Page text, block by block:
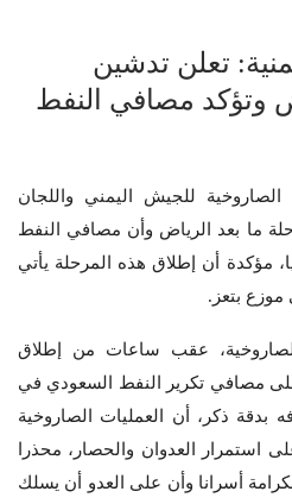
تعلن تدشين
وتؤكد مصافي النفط
للجيش اليمني واللجان
ما بعد الرياض وأن مصافي النفط
مؤكدة أن إطلاق هذه المرحلة يأتي
بتعز.
عقب ساعات من إطلاق
مصافي تكرير النفط السعودي في
بدقة ذكر، أن العمليات الصاروخية
العدوان والحصار، محذرا
أسرانا وأن على العدو أن يسلك